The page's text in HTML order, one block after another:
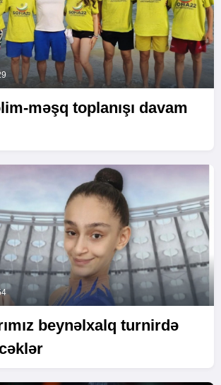
məşq toplanışı davam
beynəlxalq turnirdə